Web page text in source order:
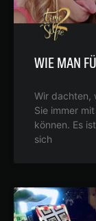
WIE MAN
Wir dachten,
Sie immer
können. Es
sich